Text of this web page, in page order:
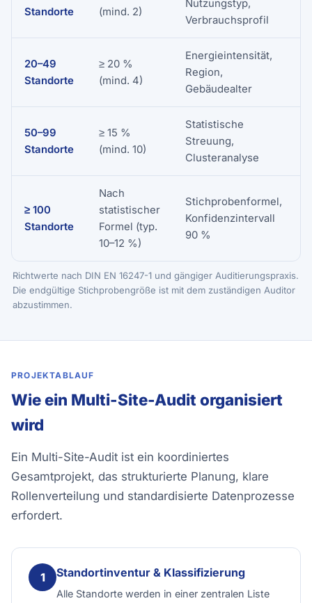
Standorte
(mind. 2)
Nutzungstyp,
Verbrauchsprofil
20–49
Standorte
≥ 20 %
(mind. 4)
Energieintensität,
Region,
Gebäudealter
50–99
Standorte
≥ 15 %
(mind. 10)
Statistische
Streuung,
Clusteranalyse
≥ 100
Standorte
Nach
statistischer
Formel (typ.
10–12 %)
Stichprobenformel,
Konfidenzintervall
90 %
Richtwerte nach DIN EN 16247-1 und gängiger Auditierungspraxis.
Die endgültige Stichprobengröße ist mit dem zuständigen Auditor
abzustimmen.
PROJEKTABLAUF
Wie ein Multi-Site-Audit organisiert
wird
Ein Multi-Site-Audit ist ein koordiniertes
Gesamtprojekt, das strukturierte Planung, klare
Rollenverteilung und standardisierte Datenprozesse
erfordert.
Standortinventur & Klassifizierung
Alle Standorte werden in einer zentralen Liste